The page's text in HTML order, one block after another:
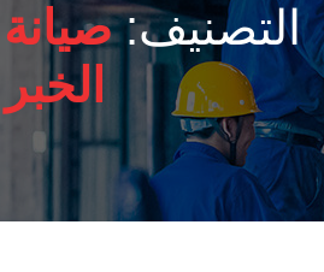
التصنيف:
الخبر